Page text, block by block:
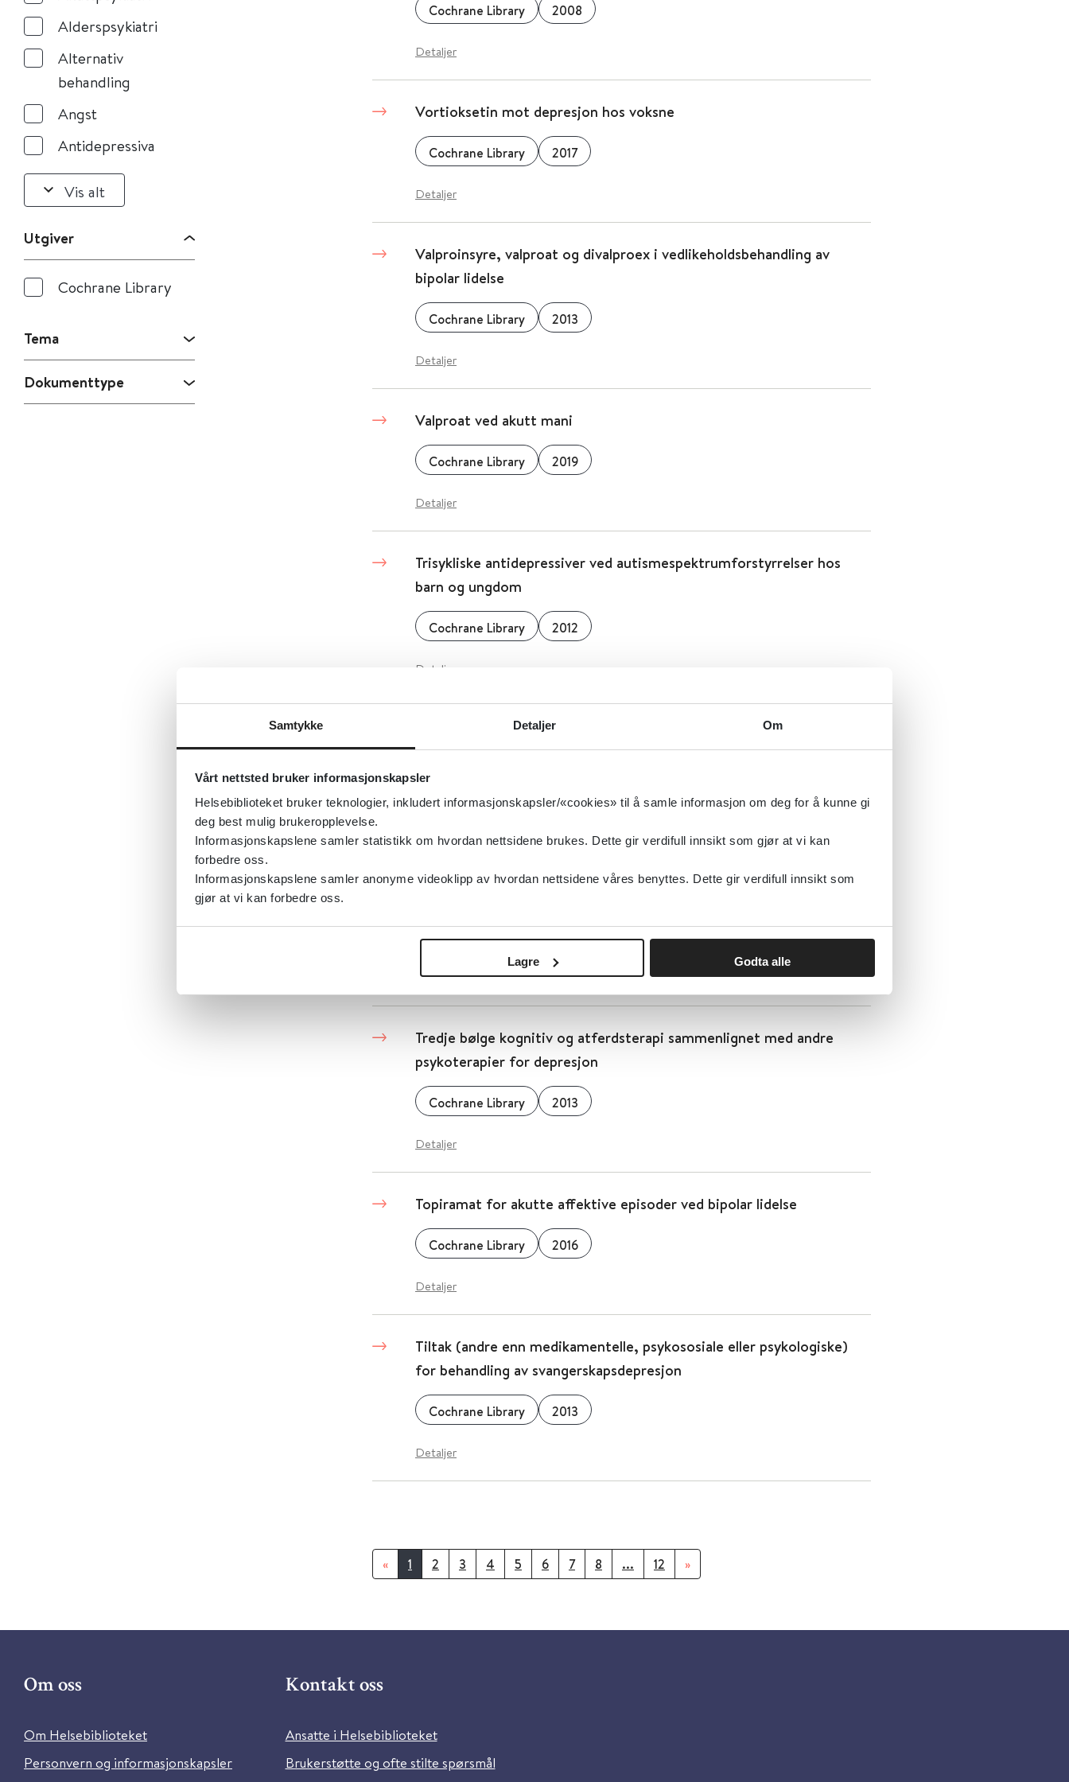
Samtykke Detaljer Om
Vårt nettsted bruker informasjonskapsler
Helsebiblioteket bruker teknologier, inkludert informasjonskapsler/«cookies» til å samle informasjon om deg for å kunne gi
deg best mulig brukeropplevelse.
Informasjonskapslene samler statistikk om hvordan nettsidene brukes. Dette gir verdifull innsikt som gjør at vi kan
forbedre oss.
Informasjonskapslene samler anonyme videoklipp av hvordan nettsidene våres benyttes. Dette gir verdifull innsikt som
gjør at vi kan forbedre oss.
Lagre Godta alle
Alderspsykiatri
Alternativ
behandling
Angst
Antidepressiva
Vis alt
Utgiver
Cochrane Library
Tema
Dokumenttype
Cochrane Library 2008
Detaljer
Vortioksetin mot depresjon hos voksne
Cochrane Library 2017
Detaljer
Valproinsyre, valproat og divalproex i vedlikeholdsbehandling av
bipolar lidelse
Cochrane Library 2013
Detaljer
Valproat ved akutt mani
Cochrane Library 2019
Detaljer
Trisykliske antidepressiver ved autismespektrumforstyrrelser hos
barn og ungdom
Cochrane Library 2012
Detaljer
Trening mot depresjon
Detaljer
Tredje generasjons kognitive og atferdsterapier sammenlignet med
Cochrane Library 2013
Detaljer
Tredje bølge kognitiv og atferdsterapi sammenlignet med andre
psykoterapier for depresjon
Cochrane Library 2013
Detaljer
Topiramat for akutte affektive episoder ved bipolar lidelse
Cochrane Library 2016
Detaljer
Tiltak (andre enn medikamentelle, psykososiale eller psykologiske)
for behandling av svangerskapsdepresjon
Cochrane Library 2013
Detaljer
« 1 2 3 4 5 6 7 8 ... 12 »
Om oss
Om Helsebiblioteket
Personvern og informasjonskapsler
Kontakt oss
Ansatte i Helsebiblioteket
Brukerstøtte og ofte stilte spørsmål